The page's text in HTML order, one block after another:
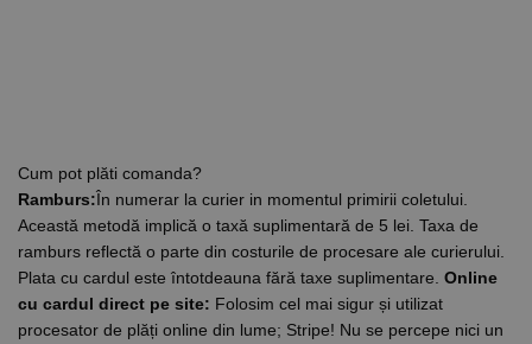
Cum pot plăti comanda?
Ramburs:În numerar la curier in momentul primirii coletului.
Această metodă implică o taxă suplimentară de 5 lei. Taxa de
ramburs reflectă o parte din costurile de procesare ale curierului.
Plata cu cardul este întotdeauna fără taxe suplimentare. Online
cu cardul direct pe site: Folosim cel mai sigur și utilizat
procesator de plăți online din lume; Stripe! Nu se percepe nici un